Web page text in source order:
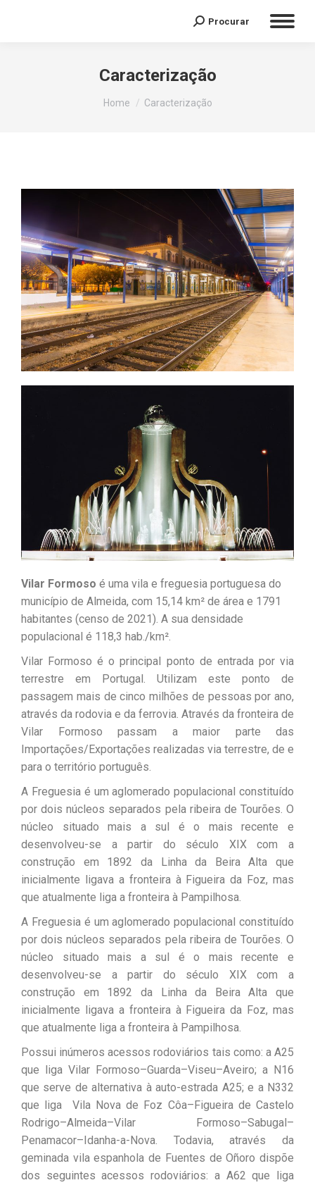
Procurar
Caracterização
You are here:
Home Caracterização
Vilar Formoso é uma vila e freguesia portuguesa do
município de Almeida, com 15,14 km² de área e 1791
habitantes (censo de 2021). A sua densidade
populacional é 118,3 hab./km².
Vilar Formoso é o principal ponto de entrada por via
terrestre em Portugal. Utilizam este ponto de
passagem mais de cinco milhões de pessoas por ano,
através da rodovia e da ferrovia. Através da fronteira de
Vilar Formoso passam a maior parte das
Importações/Exportações realizadas via terrestre, de e
para o território português.
A Freguesia é um aglomerado populacional constituído
por dois núcleos separados pela ribeira de Tourões. O
núcleo situado mais a sul é o mais recente e
desenvolveu-se a partir do século XIX com a
construção em 1892 da Linha da Beira Alta que
inicialmente ligava a fronteira à Figueira da Foz, mas
que atualmente liga a fronteira à Pampilhosa.
A Freguesia é um aglomerado populacional constituído
por dois núcleos separados pela ribeira de Tourões. O
núcleo situado mais a sul é o mais recente e
desenvolveu-se a partir do século XIX com a
construção em 1892 da Linha da Beira Alta que
inicialmente ligava a fronteira à Figueira da Foz, mas
que atualmente liga a fronteira à Pampilhosa.
Possui inúmeros acessos rodoviários tais como: a A25
que liga Vilar Formoso–Guarda–Viseu–Aveiro; a N16
que serve de alternativa à auto-estrada A25; e a N332
que liga Vila Nova de Foz Côa–Figueira de Castelo
Rodrigo–Almeida–Vilar Formoso–Sabugal–
Penamacor–Idanha-a-Nova. Todavia, através da
geminada vila espanhola de Fuentes de Oñoro dispõe
dos seguintes acessos rodoviários: a A62 que liga